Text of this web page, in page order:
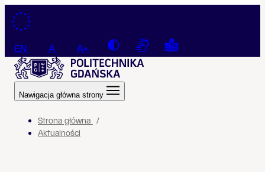
Przejdź do treści
EN A A+ Contrast Connection with a sign
Tekst łatwy do
Nawigacja główna strony
Strona główna
Aktualności